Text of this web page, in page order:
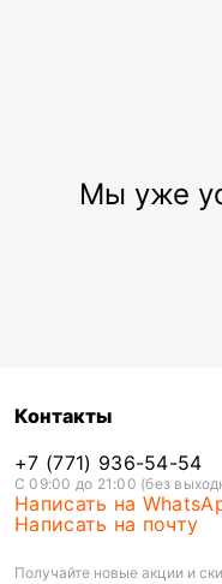
Мы уже
Контакты
+7 (771) 936-54-54
С 09:00 до 21:00 (без
Написать на
Написать на почту
Получайте новые акции и